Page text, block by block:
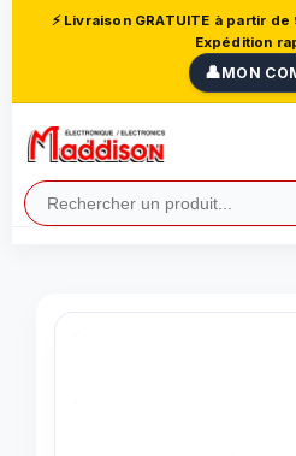
⚡ Livraison GRATUITE à partir
Expédition
👤MON